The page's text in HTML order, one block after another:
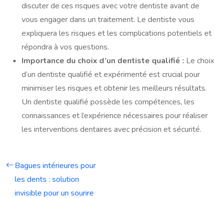
discuter de ces risques avec votre dentiste avant de
vous engager dans un traitement. Le dentiste vous
expliquera les risques et les complications potentiels et
répondra à vos questions.
Importance du choix d’un dentiste qualifié : Le choix
d’un dentiste qualifié et expérimenté est crucial pour
minimiser les risques et obtenir les meilleurs résultats.
Un dentiste qualifié possède les compétences, les
connaissances et l’expérience nécessaires pour réaliser
les interventions dentaires avec précision et sécurité.
Bagues intérieures pour
les dents : solution
invisible pour un sourire